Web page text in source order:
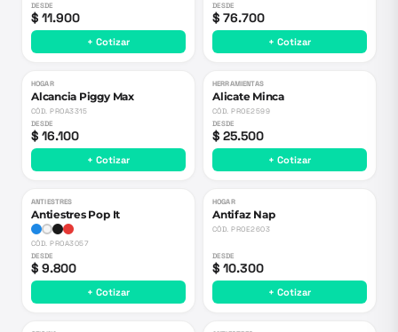
DESDE
$ 11.900
+ Cotizar
DESDE
$ 76.700
+ Cotizar
HOGAR
Alcancia Piggy Max
CÓD.PROA3315
DESDE
$ 16.100
+ Cotizar
HERRAMIENTAS
Alicate Minca
CÓD.PROE2599
DESDE
$ 25.500
+ Cotizar
ANTIESTRES
Antiestres Pop It
CÓD.PROA3057
DESDE
$ 9.800
+ Cotizar
HOGAR
Antifaz Nap
CÓD.PROE2603
DESDE
$ 10.300
+ Cotizar